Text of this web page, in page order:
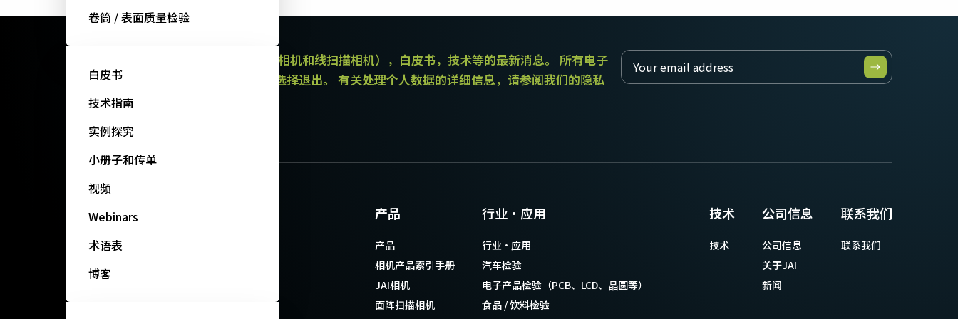
单传感器单色
单色CMOS传感器线阵扫描相机同时具备高
分辨率和超快的扫描速度。分辨率最高可
三线彩色
对于不需要JAI的棱镜技术提供的超高色彩
精确度的应用，三线相机可以提供出色的
波红外(SWIR)光线。该相机能够以SWIR光
了尖端的棱镜技术，可为线阵扫描彩色成
4传感器RGB+NIR（棱镜式）
4传感器线阵扫描相机设计用于同时捕获可
(NIR)光谱中的图像数据。
4传感器R-G-B + SWIR（棱镜
式）
4传感器机器视觉线阵扫描相机，可捕获可
见光谱中的RGB图像数据和短波红外波段
光谱中的图像数据。
卷筒 / 表面质量检验
白皮书
技术指南
实例探究
小册子和传单
视频
Webinars
术语表
博客
JAI的电子通讯提供有关产品（区域扫描相机和线扫描相机），白皮书，技术等的最新消息。 所有电子
通讯都包含取消订阅链接。 您可以随时选择退出。 有关处理个人数据的详细信息，请参阅我们的隐私
政策。
产品
产品
相机产品索引手册
JAI相机
面阵扫描相机
行业·应用
行业·应用
汽车检验
电子产品检验（PCB、LCD、晶圆等）
食品 / 饮料检验
技术
技术
公司信息
公司信息
关于JAI
新闻
联系我们
联系我们